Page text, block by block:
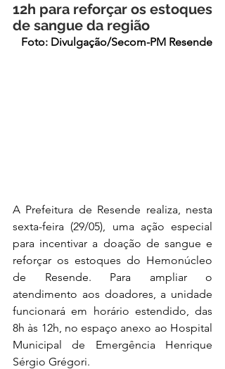
12h para reforçar os estoques
de sangue da região
Foto: Divulgação/Secom-PM Resende
A Prefeitura de Resende realiza, nesta
sexta-feira (29/05), uma ação especial
para incentivar a doação de sangue e
reforçar os estoques do Hemonúcleo
de Resende. Para ampliar o
atendimento aos doadores, a unidade
funcionará em horário estendido, das
8h às 12h, no espaço anexo ao Hospital
Municipal de Emergência Henrique
Sérgio Grégori.